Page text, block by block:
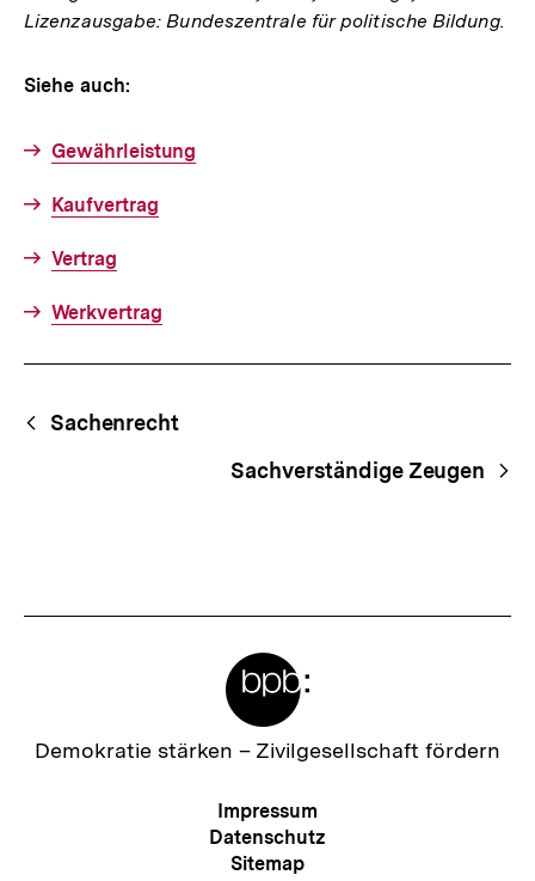
Lizenzausgabe: Bundeszentrale für politische Bildung.
Siehe auch:
Gewährleistung
Kaufvertrag
Vertrag
Werkvertrag
Begriffsnavigation
Content-
Navigation
Sachenrecht
Sachverständige Zeugen
Zur
Demokratie stärken – Zivilgesellschaft fördern
Meta-
Navigation
Impressum
Datenschutz
Sitemap